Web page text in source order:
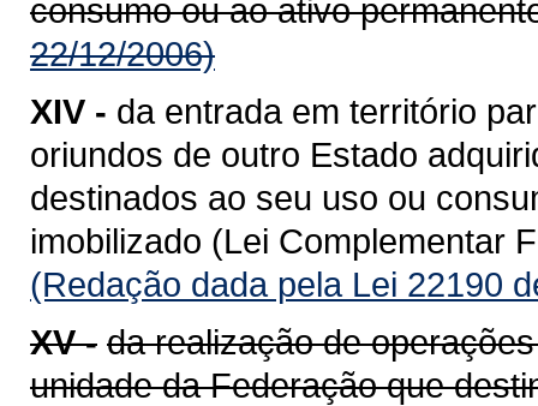
consumo ou ao ativo
22/12/2006)
XIV - da entrada em território
oriundos de outro Estado
destinados ao seu uso ou
imobilizado (Lei Complementar
(Redação dada pela Lei 22190
XV - da realização de
unidade da Federação que